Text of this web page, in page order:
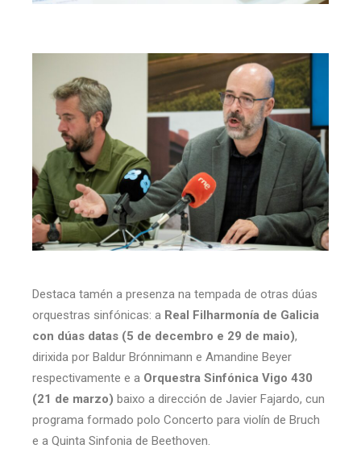
Destaca tamén a presenza na tempada de otras dúas
orquestras sinfónicas: a Real Filharmonía de Galicia
con dúas datas (5 de decembro e 29 de maio),
dirixida por Baldur Brónnimann e Amandine Beyer
respectivamente e a Orquestra Sinfónica Vigo 430
(21 de marzo) baixo a dirección de Javier Fajardo, cun
programa formado polo Concerto para violín de Bruch
e a Quinta Sinfonia de Beethoven.